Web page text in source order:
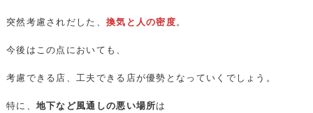
突然考慮されだした、 換気と人の密度 。
今後はこの点においても、
考慮できる店、工夫できる店が優勢となっていくでしょう。
特に、 地下など風通しの悪い場所は